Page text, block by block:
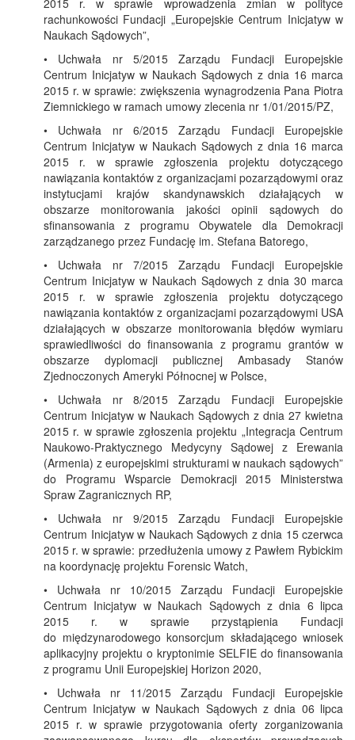
2015 r. w sprawie wprowadzenia zmian w polityce
rachunkowości Fundacji „Europejskie Centrum Inicjatyw w
Naukach Sądowych”,
• Uchwała nr 5/2015 Zarządu Fundacji Europejskie
Centrum Inicjatyw w Naukach Sądowych z dnia 16 marca
2015 r. w sprawie: zwiększenia wynagrodzenia Pana Piotra
Ziemnickiego w ramach umowy zlecenia nr 1/01/2015/PZ,
• Uchwała nr 6/2015 Zarządu Fundacji Europejskie
Centrum Inicjatyw w Naukach Sądowych z dnia 16 marca
2015 r. w sprawie zgłoszenia projektu dotyczącego
nawiązania kontaktów z organizacjami pozarządowymi oraz
instytucjami krajów skandynawskich działających w
obszarze monitorowania jakości opinii sądowych do
sfinansowania z programu Obywatele dla Demokracji
zarządzanego przez Fundację im. Stefana Batorego,
• Uchwała nr 7/2015 Zarządu Fundacji Europejskie
Centrum Inicjatyw w Naukach Sądowych z dnia 30 marca
2015 r. w sprawie zgłoszenia projektu dotyczącego
nawiązania kontaktów z organizacjami pozarządowymi USA
działających w obszarze monitorowania błędów wymiaru
sprawiedliwości do finansowania z programu grantów w
obszarze dyplomacji publicznej Ambasady Stanów
Zjednoczonych Ameryki Północnej w Polsce,
• Uchwała nr 8/2015 Zarządu Fundacji Europejskie
Centrum Inicjatyw w Naukach Sądowych z dnia 27 kwietna
2015 r. w sprawie zgłoszenia projektu „Integracja Centrum
Naukowo-Praktycznego Medycyny Sądowej z Erewania
(Armenia) z europejskimi strukturami w naukach sądowych”
do Programu Wsparcie Demokracji 2015 Ministerstwa
Spraw Zagranicznych RP,
• Uchwała nr 9/2015 Zarządu Fundacji Europejskie
Centrum Inicjatyw w Naukach Sądowych z dnia 15 czerwca
2015 r. w sprawie: przedłużenia umowy z Pawłem Rybickim
na koordynację projektu Forensic Watch,
• Uchwała nr 10/2015 Zarządu Fundacji Europejskie
Centrum Inicjatyw w Naukach Sądowych z dnia 6 lipca
2015 r. w sprawie przystąpienia Fundacji
do międzynarodowego konsorcjum składającego wniosek
aplikacyjny projektu o kryptonimie SELFIE do finansowania
z programu Unii Europejskiej Horizon 2020,
• Uchwała nr 11/2015 Zarządu Fundacji Europejskie
Centrum Inicjatyw w Naukach Sądowych z dnia 06 lipca
2015 r. w sprawie przygotowania oferty zorganizowania